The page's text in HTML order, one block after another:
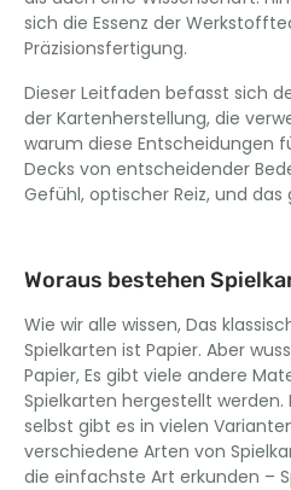
sich die Essenz der
Präzisionsfertigung.
Dieser Leitfaden befasst sich
der Kartenherstellung, die
warum diese Entscheidungen
Decks von entscheidender
Gefühl, optischer Reiz, und
Woraus bestehen
Wie wir alle wissen, Das
Spielkarten ist Papier. Aber
Papier, Es gibt viele andere
Spielkarten hergestellt werden.
selbst gibt es in vielen
verschiedene Arten von
die einfachste Art erkunden –